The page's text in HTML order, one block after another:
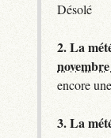
Désolé
2.La
encore
3.La